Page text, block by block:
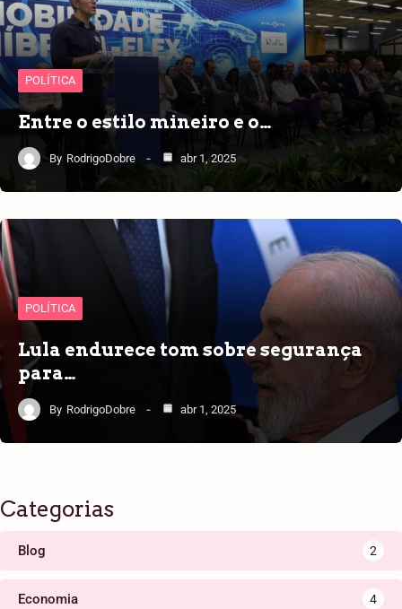
POLÍTICA
Entre o estilo mineiro e o…
By RodrigoDobre abr 1, 2025
POLÍTICA
Lula endurece tom sobre segurança
para…
By RodrigoDobre abr 1, 2025
Categorias
Blog 2
Economia 4